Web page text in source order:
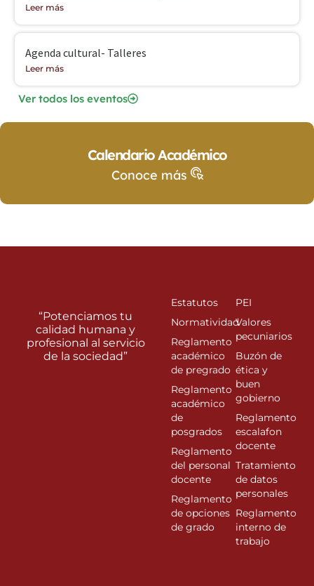
Leer más
Agenda cultural- Talleres
Leer más
Ver todos los eventos
Calendario Académico
Conoce más
“Potenciamos tu
calidad humana y
profesional al servicio
de la sociedad”
Estatutos
Normatividad
Reglamento
académico
de pregrado
Reglamento
académico
de
posgrados
Reglamento
del personal
docente
Reglamento
de opciones
de grado
PEI
Valores
pecuniarios
Buzón de
ética y
buen
gobierno
Reglamento
escalafon
docente
Tratamiento
de datos
personales
Reglamento
interno de
trabajo